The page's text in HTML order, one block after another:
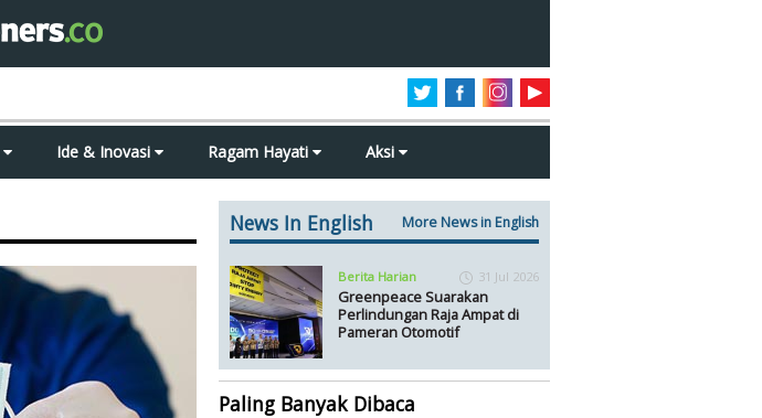
Ide & Inovasi Ragam Hayati Aksi
News In English More News in English
Berita Harian 31 Jul 2026
Greenpeace Suarakan
Perlindungan Raja Ampat di
Pameran Otomotif
Paling Banyak Dibaca